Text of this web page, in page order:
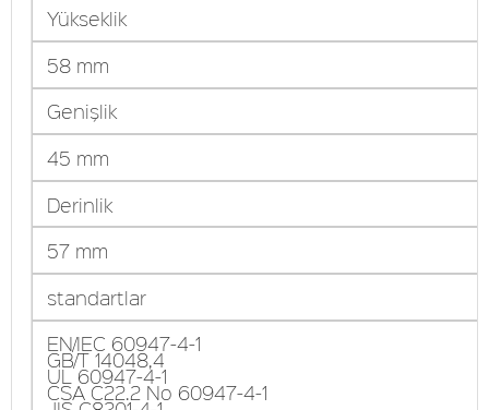
Yükseklik
58 mm
Genişlik
45 mm
Derinlik
57 mm
standartlar
EN/IEC 60947-4-1
GB/T 14048,4
UL 60947-4-1
CSA C22.2 No 60947-4-1